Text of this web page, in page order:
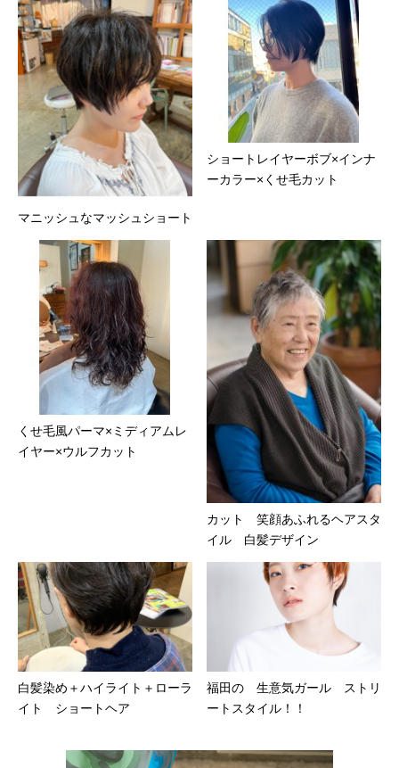
マニッシュなマッシュショート
ショートレイヤーボブ×インナ
ーカラー×くせ毛カット
くせ毛風パーマ×ミディアムレ
イヤー×ウルフカット
カット 笑顔あふれるヘアスタ
イル 白髪デザイン
白髪染め＋ハイライト＋ローラ
イト ショートヘア
福田の 生意気ガール ストリ
ートスタイル！！